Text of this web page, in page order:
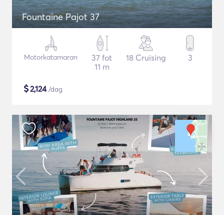
Fountaine Pajot 37
Motorkatamaran
37 fot
11 m
18 Cruising 3
$2,124/dag